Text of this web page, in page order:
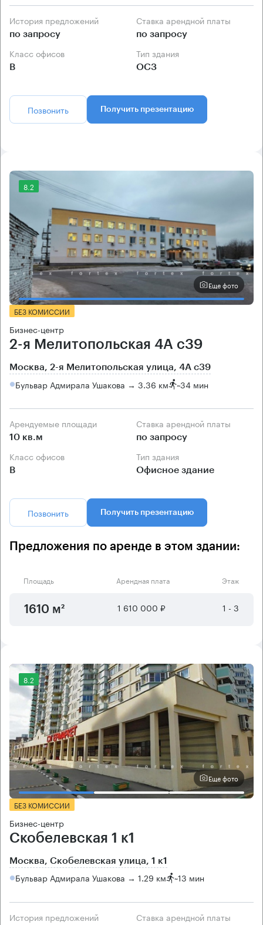
История предложений
по запросу
Ставка арендной платы
по запросу
Класс офисов
B
Тип здания
ОСЗ
Позвонить Получить презентацию
8.2
Еще фото
БЕЗ КОМИССИИ
Бизнес-центр
2-я Мелитопольская 4А с39
Москва, 2-я Мелитопольская улица, 4А с39
Бульвар Адмирала Ушакова → 3.36 км ~34 мин
Арендуемые площади
10 кв.м
Ставка арендной платы
по запросу
Класс офисов
B
Тип здания
Офисное здание
Позвонить Получить презентацию
Предложения по аренде в этом здании:
Площадь Арендная плата Этаж
1610 м² 1 610 000 ₽ 1 - 3
8.2
Еще фото
БЕЗ КОМИССИИ
Бизнес-центр
Скобелевская 1 к1
Москва, Скобелевская улица, 1 к1
Бульвар Адмирала Ушакова → 1.29 км ~13 мин
История предложений Ставка арендной платы